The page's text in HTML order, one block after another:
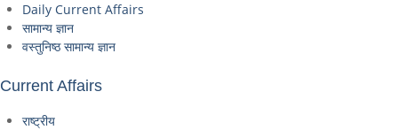
Daily Current Affairs
सामान्य ज्ञान
वस्तुनिष्ठ सामान्य ज्ञान
Current Affairs
राष्ट्रीय